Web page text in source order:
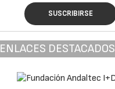
SUSCRIBIRSE
ENLACES DESTACADOS